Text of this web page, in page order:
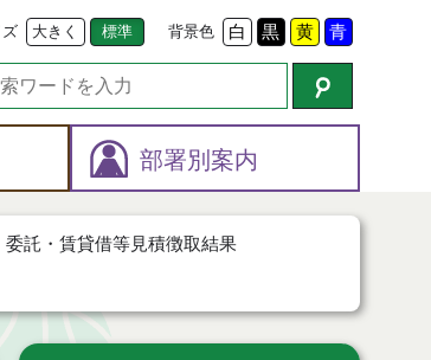
大きく 標準 背景色 白 黒 黄 青
部署別案内
託・賃貸借等見積徴取結果